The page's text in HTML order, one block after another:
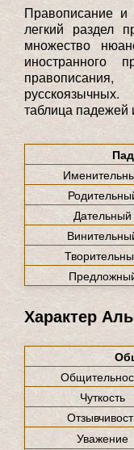
Правописание
легкий раздел
множество
иностранного
таблица
Дательный
Характер
Чуткость
Уважение